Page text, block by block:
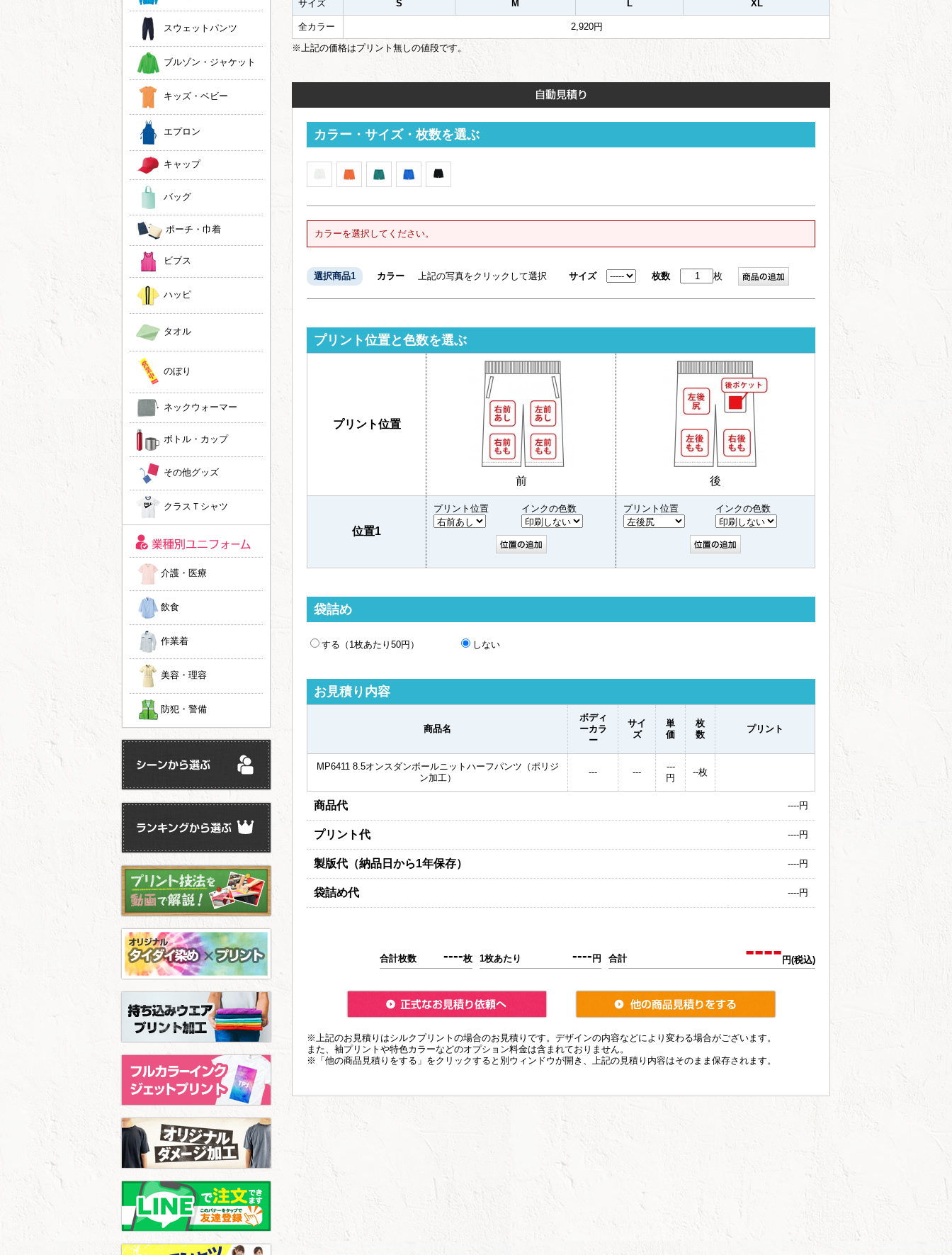
サイズ S M L XL
全カラー
2,920円
※上記の価格はプリント無しの値段です。
カラー・サイズ・枚数を選ぶ
カラーを選択してください。
選択商品1 カラー 上記の写真をクリックして選択 サイズ 枚数 枚
プリント位置と色数を選ぶ
プリント位置
前 後
位置1
プリント位置 インクの色数 プリント位置 インクの色数
袋詰め
する（1枚あたり50円） しない
お見積り内容
商品名
ボディ
ーカラ
ー
サイ
ズ
単
価
枚
数
プリント
MP6411 8.5オンスダンボールニットハーフパンツ（ポリジ
ン加工）
--- ---
---
円
--枚
商品代 ----円
プリント代 ----円
製版代（納品日から1年保存） ----円
袋詰め代 ----円
合計枚数 ----枚 1枚あたり ----円 合計 ----円(税込)
※上記のお見積りはシルクプリントの場合のお見積りです。デザインの内容などにより変わる場合がございます。
また、袖プリントや特色カラーなどのオプション料金は含まれておりません。
※「他の商品見積りをする」をクリックすると別ウィンドウが開き、上記の見積り内容はそのまま保存されます。
スウェットパンツ
ブルゾン・ジャケット
キッズ・ベビー
エプロン
キャップ
バッグ
ポーチ・巾着
ビブス
ハッピ
タオル
のぼり
ネックウォーマー
ボトル・カップ
その他グッズ
クラスＴシャツ
介護・医療
飲食
作業着
美容・理容
防犯・警備